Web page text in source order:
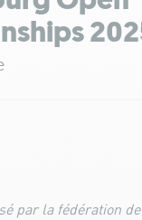
par la fédération